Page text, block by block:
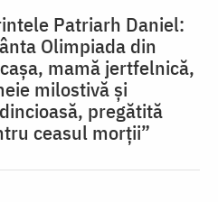
Patriarh Daniel:
Olimpiada din
mamă jertfelnică,
milostivă și
pregătită
ceasul morții”